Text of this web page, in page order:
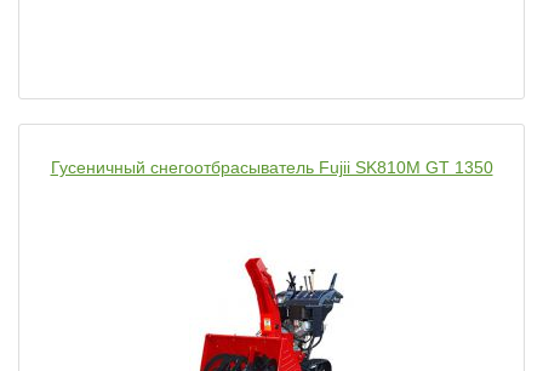
Гусеничный снегоотбрасыватель Fujii SK810M GT 1350